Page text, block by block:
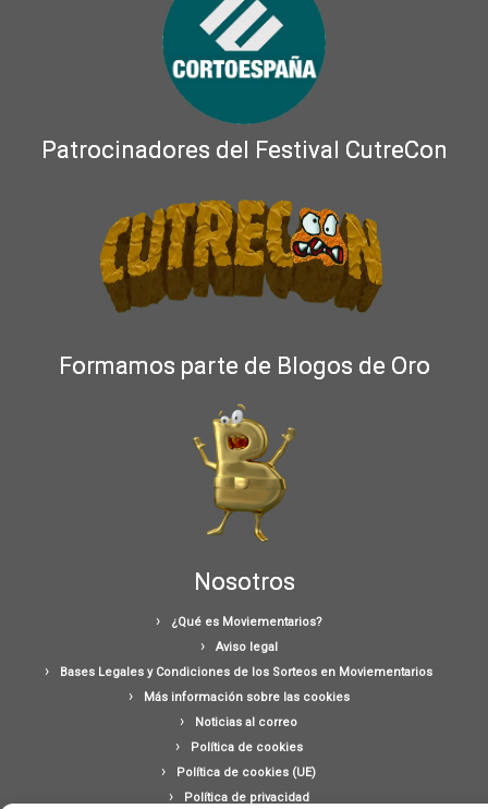
Patrocinadores del Festival CutreCon
Formamos parte de Blogos de Oro
Nosotros
¿Qué es Moviementarios?
Aviso legal
Bases Legales y Condiciones de los Sorteos en Moviementarios
Más información sobre las cookies
Noticias al correo
Política de cookies
Política de cookies (UE)
Política de privacidad